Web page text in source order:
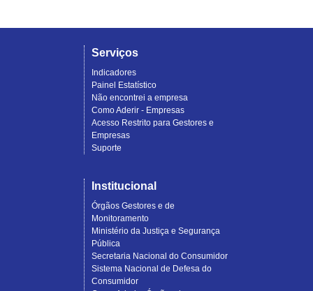
Serviços
Indicadores
Painel Estatístico
Não encontrei a empresa
Como Aderir - Empresas
Acesso Restrito para Gestores e
Empresas
Suporte
Institucional
Órgãos Gestores e de
Monitoramento
Ministério da Justiça e Segurança
Pública
Secretaria Nacional do Consumidor
Sistema Nacional de Defesa do
Consumidor